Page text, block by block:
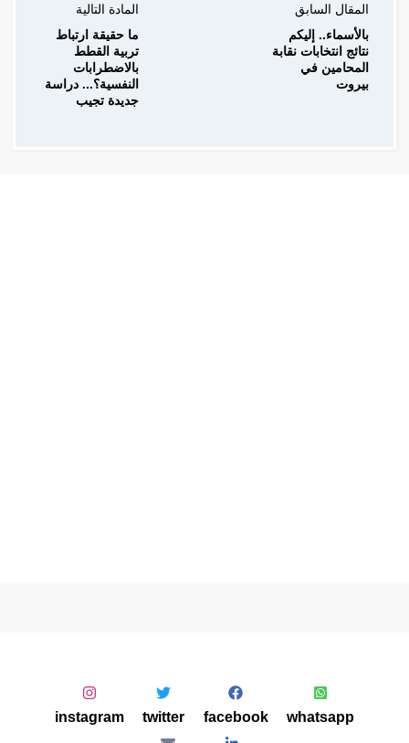
المقال السابق
بالأسماء.. إليكم
نتائج انتخابات نقابة
المحامين في
بيروت
المادة التالية
ما حقيقة ارتباط
تربية القطط
بالاضطرابات
النفسية؟... دراسة
جديدة تجيب
whatsapp
facebook
twitter
instagram